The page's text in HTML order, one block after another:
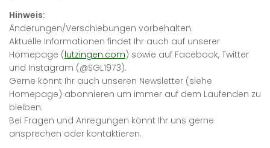
Hinweis:
Änderungen/Verschiebungen vorbehalten.
Aktuelle Informationen findet Ihr auch auf unserer
Homepage (lutzingen.com) sowie auf Facebook, Twitter
und Instagram (@SGL1973).
Gerne könnt Ihr auch unseren Newsletter (siehe
Homepage) abonnieren um immer auf dem Laufenden zu
bleiben.
Bei Fragen und Anregungen könnt Ihr uns gerne
ansprechen oder kontaktieren.